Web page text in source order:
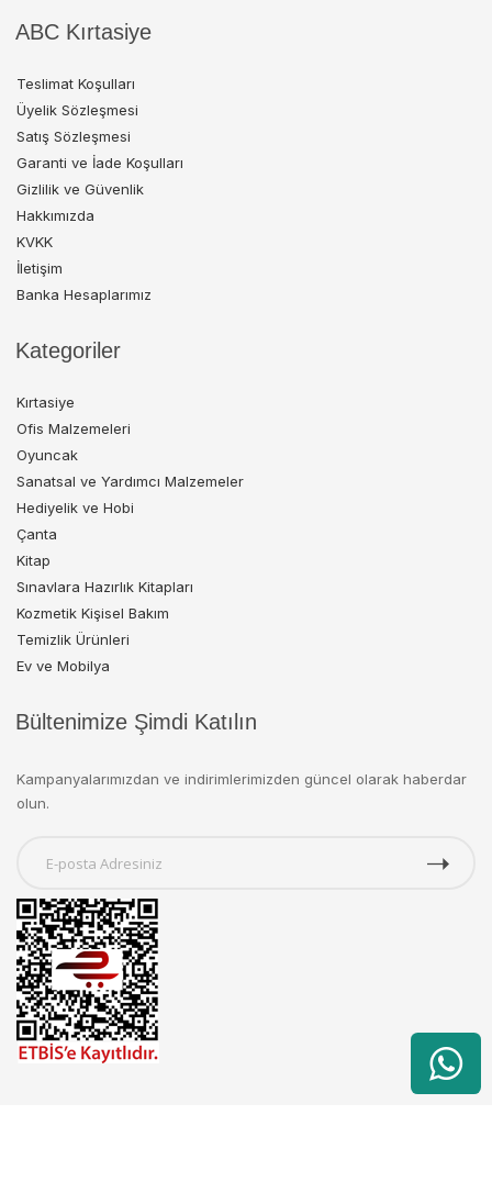
ABC Kırtasiye
Teslimat Koşulları
Üyelik Sözleşmesi
Satış Sözleşmesi
Garanti ve İade Koşulları
Gizlilik ve Güvenlik
Hakkımızda
KVKK
İletişim
Banka Hesaplarımız
Kategoriler
Kırtasiye
Ofis Malzemeleri
Oyuncak
Sanatsal ve Yardımcı Malzemeler
Hediyelik ve Hobi
Çanta
Kitap
Sınavlara Hazırlık Kitapları
Kozmetik Kişisel Bakım
Temizlik Ürünleri
Ev ve Mobilya
Bültenimize Şimdi Katılın
Kampanyalarımızdan ve indirimlerimizden güncel olarak haberdar
olun.